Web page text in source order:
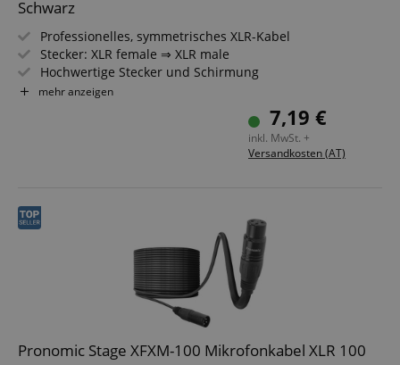
Schwarz
Professionelles, symmetrisches XLR-Kabel
Stecker: XLR female ⇒ XLR male
Hochwertige Stecker und Schirmung
Länge: 2,5m
mehr anzeigen
7,19 €
inkl. MwSt. +
Versandkosten (AT)
Pronomic Stage XFXM-100 Mikrofonkabel XLR 100